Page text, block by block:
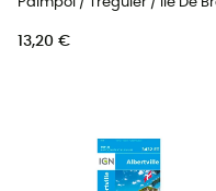
13,20 €